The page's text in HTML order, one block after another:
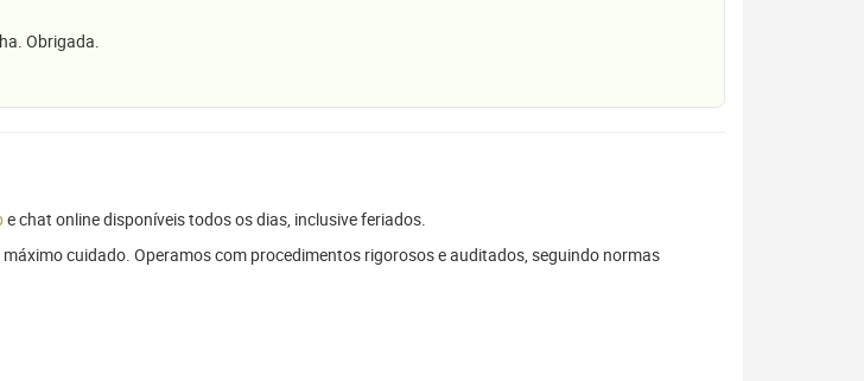
Obrigada.
e chat online disponíveis todos os dias, inclusive feriados.
cuidado. Operamos com procedimentos rigorosos e auditados, seguindo normas